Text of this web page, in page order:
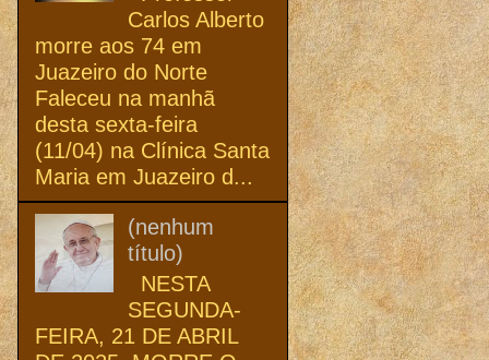
Carlos Alberto
morre aos 74 em
Juazeiro do Norte
Faleceu na manhã
desta sexta-feira
(11/04) na Clínica Santa
Maria em Juazeiro d...
(nenhum
título)
NESTA
SEGUNDA-
FEIRA, 21 DE ABRIL